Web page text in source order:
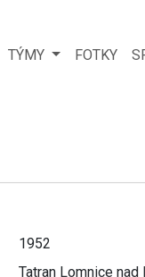
TÝMY FOTKY
1952
Tatran Lomnice nad